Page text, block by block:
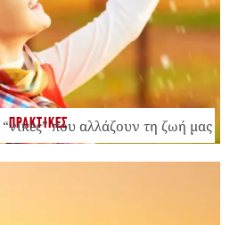
ΠΡΑΚΤΙΚΕΣ
“νίκες” που αλλάζουν τη ζωή μας